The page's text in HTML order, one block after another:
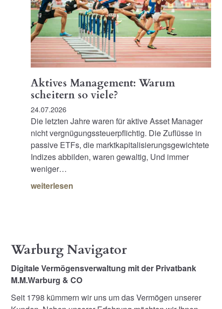
Aktives Management: Warum
scheitern so viele?
24.07.2026
Die letzten Jahre waren für aktive Asset Manager
nicht vergnügungssteuerpflichtig. Die Zuflüsse in
passive ETFs, die marktkapitalisierungsgewichtete
Indizes abbilden, waren gewaltig, Und immer
weniger…
weiterlesen
Warburg Navigator
Digitale Vermögensverwaltung mit der Privatbank
M.M.Warburg & CO
Seit 1798 kümmern wir uns um das Vermögen unserer